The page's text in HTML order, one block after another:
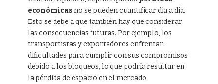
económicas no se pueden cuantificar día a día.
Esto se debe a que también hay que considerar
las consecuencias futuras. Por ejemplo, los
transportistas y exportadores enfrentan
dificultades para cumplir con sus compromisos
debido a los bloqueos, lo que podría resultar en
la pérdida de espacio en el mercado.